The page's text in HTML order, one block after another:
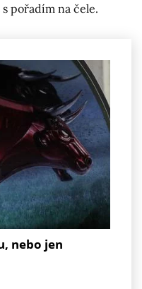
pořadím na čele.
nebo jen